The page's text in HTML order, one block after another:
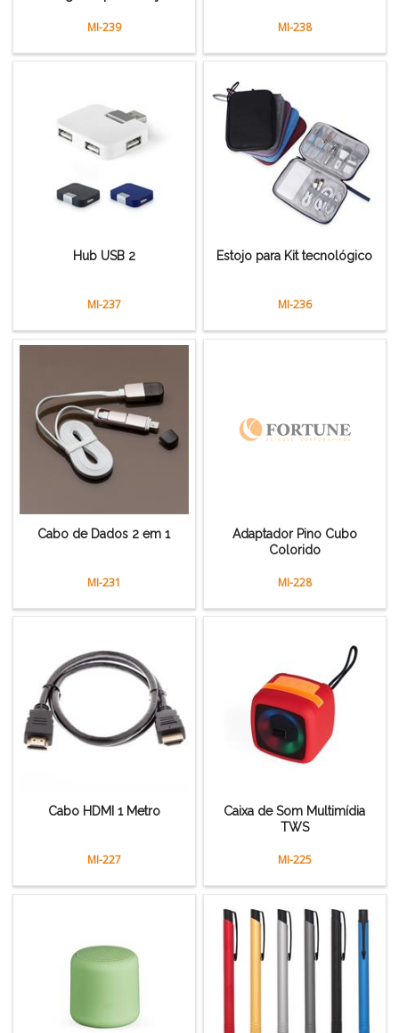
MI-239 MI-238
Hub USB 2
MI-237
Estojo para Kit tecnológico
MI-236
Cabo de Dados 2 em 1
MI-231
Adaptador Pino Cubo
Colorido
MI-228
Cabo HDMI 1 Metro
MI-227
Caixa de Som Multimídia
TWS
MI-225